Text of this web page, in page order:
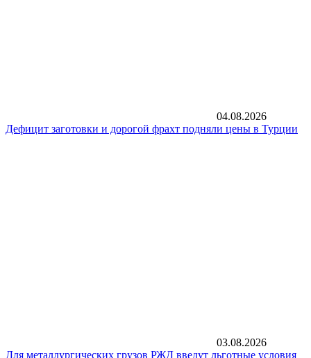
04.08.2026
Дефицит заготовки и дорогой фрахт подняли цены в Турции
03.08.2026
Для металлургических грузов РЖД введут льготные условия